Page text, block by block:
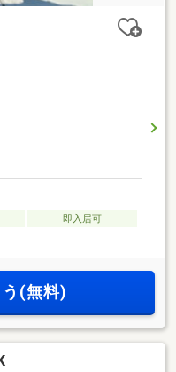
即入居可
(無料)